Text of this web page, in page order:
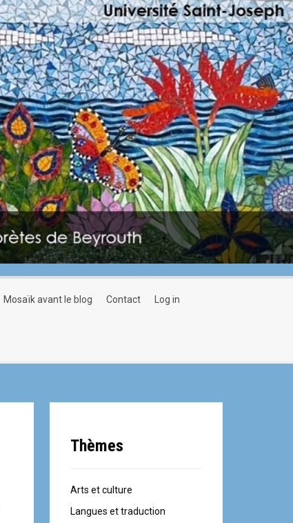
mosaïk avant le blog contact log in
Thèmes
Arts et culture
Langues et traduction